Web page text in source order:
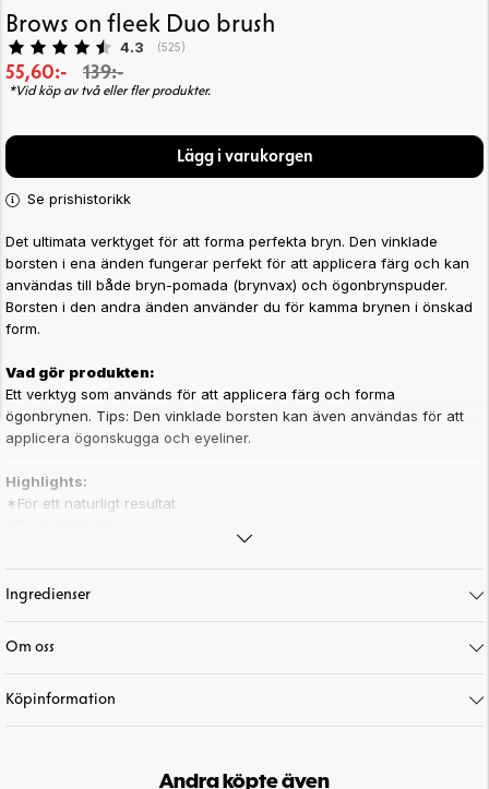
Brows on fleek Duo brush
Snittbetyg:
4.3 (röster:
525)
55,60:- 139:-
*Vid köp av två eller fler produkter.
Lägg i varukorgen
Se prishistorikk
Det ultimata verktyget för att forma perfekta bryn. Den vinklade
borsten i ena änden fungerar perfekt för att applicera färg och kan
användas till både bryn-pomada (brynvax) och ögonbrynspuder.
Borsten i den andra änden använder du för kamma brynen i önskad
form.
Vad gör produkten:
Ett verktyg som används för att applicera färg och forma
ögonbrynen. Tips: Den vinklade borsten kan även användas för att
applicera ögonskugga och eyeliner.
Highlights:
✶För ett naturligt resultat
Annat viktigt att veta:
Vi rekommenderar att du rengör borsten regelbundet.
Till exempel:
Smart Cleansing Brush Egg
Ingredienser
Om oss
Köpinformation
Andra köpte även